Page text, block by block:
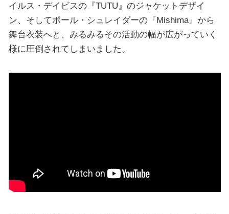
イルス・デイビスの『TUTU』のジャケットデザイ
ン、そしてポール・シュレイダーの『Mishima』から
舞台衣装へと、みるみるその活動の幅が広がっていく
様に圧倒されてしまいました。